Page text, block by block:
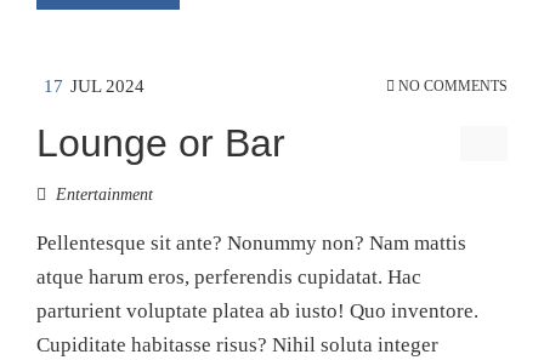
17 JUL 2024 NO COMMENTS
Lounge or Bar
Entertainment
Pellentesque sit ante? Nonummy non? Nam mattis
atque harum eros, perferendis cupidatat. Hac
parturient voluptate platea ab iusto! Quo inventore.
Cupiditate habitasse risus? Nihil soluta integer